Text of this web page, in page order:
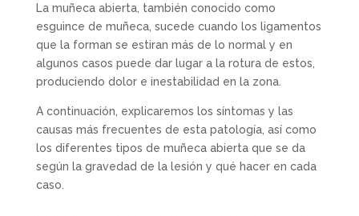
La muñeca abierta, también conocido como
esguince de muñeca, sucede cuando los ligamentos
que la forman se estiran más de lo normal y en
algunos casos puede dar lugar a la rotura de estos,
produciendo dolor e inestabilidad en la zona.
A continuación, explicaremos los síntomas y las
causas más frecuentes de esta patología, así como
los diferentes tipos de muñeca abierta que se da
según la gravedad de la lesión y qué hacer en cada
caso.